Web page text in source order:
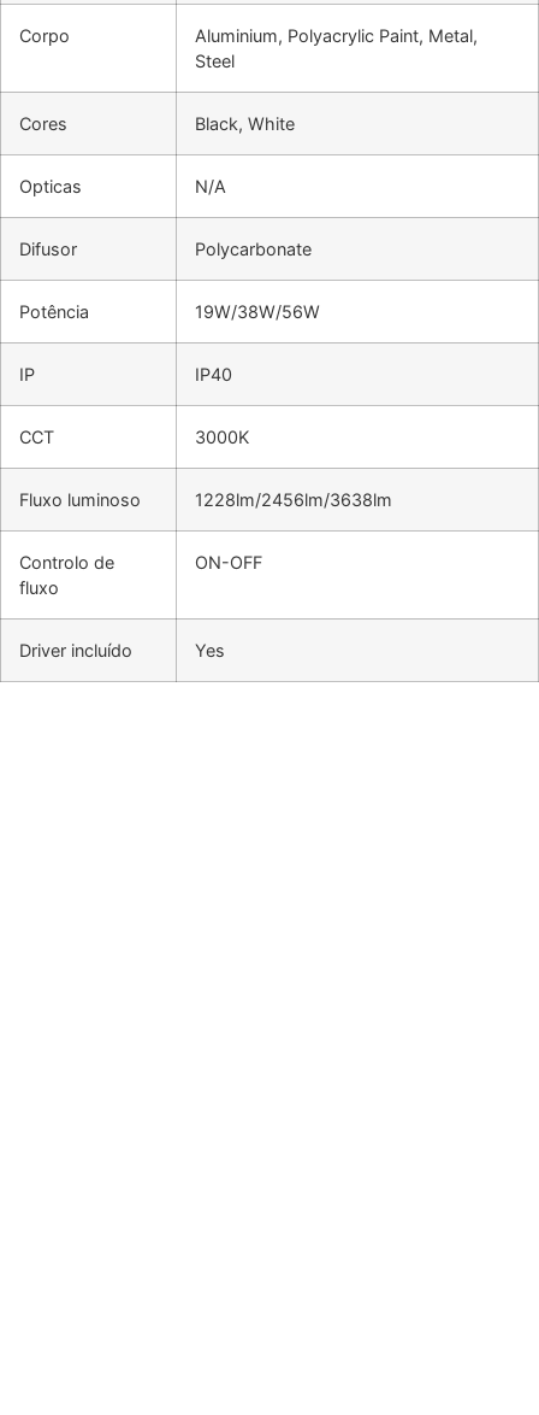
Corpo
Aluminium, Polyacrylic Paint, Metal,
Steel
Cores Black, White
Opticas N/A
Difusor Polycarbonate
Potência 19W/38W/56W
IP IP40
CCT 3000K
Fluxo luminoso 1228lm/2456lm/3638lm
Controlo de
fluxo
ON-OFF
Driver incluído Yes